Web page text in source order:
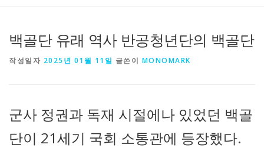
백골단 유래 역사 반공청년단의 백골단
작성일자 2025년 01월 11일 글쓴이 MONOMARK
군사 정권과 독재 시절에나 있었던 백골
단이 21세기 국회 소통관에 등장했다.